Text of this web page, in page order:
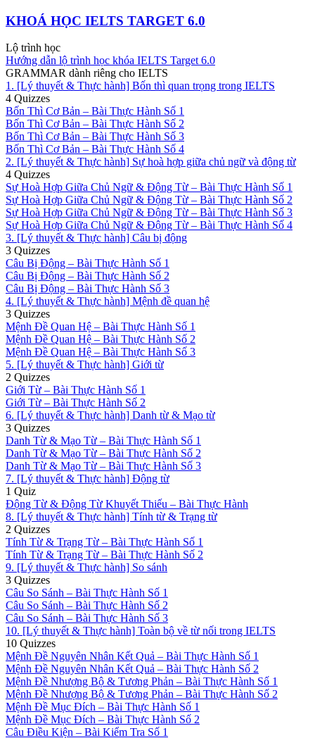
KHOÁ HỌC IELTS TARGET 6.0
Lộ trình học
Hướng dẫn lộ trình học khóa IELTS Target 6.0
GRAMMAR dành riêng cho IELTS
1. [Lý thuyết & Thực hành] Bốn thì quan trọng trong IELTS
4 Quizzes
Bốn Thì Cơ Bản – Bài Thực Hành Số 1
Bốn Thì Cơ Bản – Bài Thực Hành Số 2
Bốn Thì Cơ Bản – Bài Thực Hành Số 3
Bốn Thì Cơ Bản – Bài Thực Hành Số 4
2. [Lý thuyết & Thực hành] Sự hoà hợp giữa chủ ngữ và động từ
4 Quizzes
Sự Hoà Hợp Giữa Chủ Ngữ & Động Từ – Bài Thực Hành Số 1
Sự Hoà Hợp Giữa Chủ Ngữ & Động Từ – Bài Thực Hành Số 2
Sự Hoà Hợp Giữa Chủ Ngữ & Động Từ – Bài Thực Hành Số 3
Sự Hoà Hợp Giữa Chủ Ngữ & Động Từ – Bài Thực Hành Số 4
3. [Lý thuyết & Thực hành] Câu bị động
3 Quizzes
Câu Bị Động – Bài Thực Hành Số 1
Câu Bị Động – Bài Thực Hành Số 2
Câu Bị Động – Bài Thực Hành Số 3
4. [Lý thuyết & Thực hành] Mệnh đề quan hệ
3 Quizzes
Mệnh Đề Quan Hệ – Bài Thực Hành Số 1
Mệnh Đề Quan Hệ – Bài Thực Hành Số 2
Mệnh Đề Quan Hệ – Bài Thực Hành Số 3
5. [Lý thuyết & Thực hành] Giới từ
2 Quizzes
Giới Từ – Bài Thực Hành Số 1
Giới Từ – Bài Thực Hành Số 2
6. [Lý thuyết & Thực hành] Danh từ & Mạo từ
3 Quizzes
Danh Từ & Mạo Từ – Bài Thực Hành Số 1
Danh Từ & Mạo Từ – Bài Thực Hành Số 2
Danh Từ & Mạo Từ – Bài Thực Hành Số 3
7. [Lý thuyết & Thực hành] Động từ
1 Quiz
Động Từ & Động Từ Khuyết Thiếu – Bài Thực Hành
8. [Lý thuyết & Thực hành] Tính từ & Trạng từ
2 Quizzes
Tính Từ & Trạng Từ – Bài Thực Hành Số 1
Tính Từ & Trạng Từ – Bài Thực Hành Số 2
9. [Lý thuyết & Thực hành] So sánh
3 Quizzes
Câu So Sánh – Bài Thực Hành Số 1
Câu So Sánh – Bài Thực Hành Số 2
Câu So Sánh – Bài Thực Hành Số 3
10. [Lý thuyết & Thực hành] Toàn bộ về từ nối trong IELTS
10 Quizzes
Mệnh Đề Nguyên Nhân Kết Quả – Bài Thực Hành Số 1
Mệnh Đề Nguyên Nhân Kết Quả – Bài Thực Hành Số 2
Mệnh Đề Nhượng Bộ & Tương Phản – Bài Thực Hành Số 1
Mệnh Đề Nhượng Bộ & Tương Phản – Bài Thực Hành Số 2
Mệnh Đề Mục Đích – Bài Thực Hành Số 1
Mệnh Đề Mục Đích – Bài Thực Hành Số 2
Câu Điều Kiện – Bài Kiểm Tra Số 1